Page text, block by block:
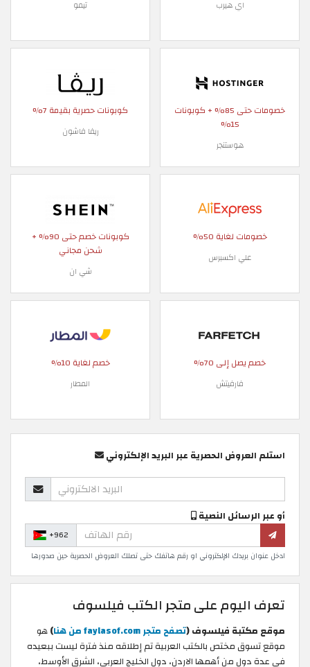
اي هيرب تيمو
خصومات حتى 85% + كوبونات
15%
هوستنجر
كوبونات حصرية بقيمة 7%
ريفا فاشون
خصومات لغاية 50%
علي اكسبرس
كوبونات خصم حتى 90% +
شحن مجاني
شي ان
خصم يصل إلى 70%
فارفيتش
خصم لغاية 10%
المطار
استلم العروض الحصرية عبر البريد الإلكتروني
أو عبر الرسائل النصية
+962
ادخل عنوان بريدك الإلكتروني او رقم هاتفك حتى تصلك العروض الحصرية حين صدورها
تعرف اليوم على متجر الكتب فيلسوف
موقع مكتبة فيلسوف (تصفح متجر faylasof.com من هنا )هو
موقع تسوق مختص بالكتب العربية تم إطلاقه منذ فترة ليست ببعيده
في عدة دول من أهمها الاردن، دول الخليج العربي، الشرق الأوسط،